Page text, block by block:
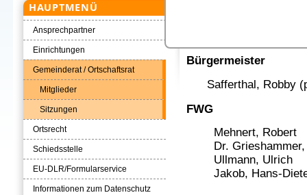
Bürgermeister
Safferthal, Robby
FWG
Mehnert, Robert
Dr. Grieshammer,
Ullmann, Ulrich
Jakob, Hans-
HAUPTMENÜ
Ansprechpartner
Einrichtungen
Gemeinderat / Ortschaftsrat
Mitglieder
Sitzungen
Ortsrecht
Schiedsstelle
EU-DLR/Formularservice
Informationen zum Datenschutz